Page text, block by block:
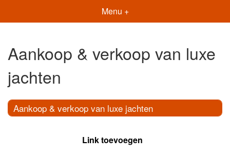
Menu +
Aankoop & verkoop van luxe
jachten
Aankoop & verkoop van luxe jachten
Link toevoegen